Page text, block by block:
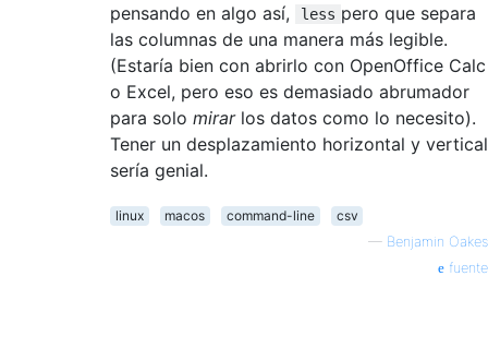
pensando en algo así,
less pero que separa
las columnas de una manera más legible.
(Estaría bien con abrirlo con OpenOffice Calc
o Excel, pero eso es demasiado abrumador
para solo mirarlos datos como lo necesito).
Tener un desplazamiento horizontal y vertical
sería genial.
linux macos command-line
csv
— Benjamin Oakes
fuente